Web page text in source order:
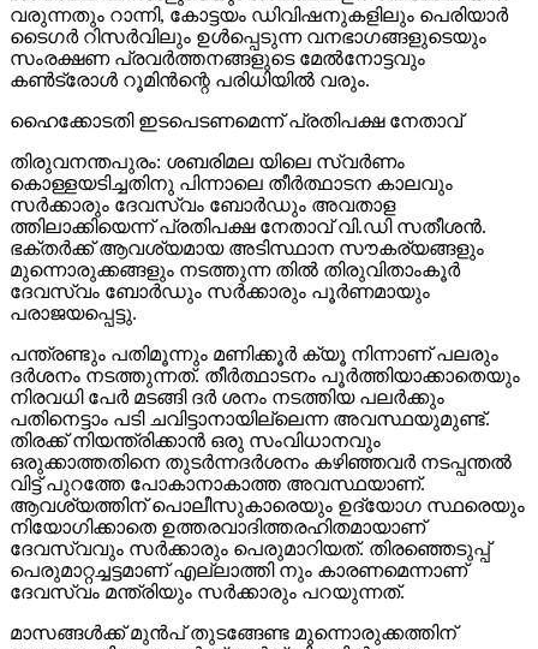
വരുന്നതും റാന്നി, കോട്ടയം ഡിവിഷനുകളിലും പെരിയാര്‍
ടൈഗര്‍ റിസര്‍വിലും ഉള്‍പ്പെടുന്ന വനഭാഗങ്ങളുടെയും
സംരക്ഷണ പ്രവര്‍ത്തനങ്ങളുടെ മേല്‍നോട്ടവും
കണ്‍ട്രോള്‍ റൂമിന്‍ന്റെ പരിധിയില്‍ വരും.
ഹൈക്കോടതി ഇടപെടണമെന്ന് പ്രതിപക്ഷ നേതാവ്
തിരുവനന്തപുരം: ശബരിമല യിലെ സ്വര്‍ണം
കൊള്ളയടിച്ചതിനു പിന്നാലെ തീര്‍ത്ഥാടന കാലവും
സര്‍ക്കാരും ദേവസ്വം ബോര്‍ഡും അവതാള
ത്തിലാക്കിയെന്ന് പ്രതിപക്ഷ നേതാവ് വി.ഡി സതീശന്‍.
ഭക്തര്‍ക്ക് ആവശ്യമായ അടിസ്ഥാന സൗകര്യങ്ങളും
മുന്നൊരുക്കങ്ങളും നടത്തുന്ന തില്‍ തിരുവിതാംകൂര്‍
ദേവസ്വം ബോര്‍ഡും സര്‍ക്കാരും പൂര്‍ണമായും
പരാജയപ്പെട്ടു.
പന്ത്രണ്ടും പതിമൂന്നും മണിക്കൂര്‍ ക്യൂ നിന്നാണ് പലരും
ദര്‍ശനം നടത്തുന്നത്. തീര്‍ത്ഥാടനം പൂര്‍ത്തിയാക്കാതെയും
നിരവധി പേര്‍ മടങ്ങി ദര്‍ ശനം നടത്തിയ പലര്‍ക്കും
പതിനെട്ടാം പടി ചവിട്ടാനായില്ലെന്ന അവസ്ഥയുമുണ്ട്.
തിരക്ക് നിയന്ത്രിക്കാന്‍ ഒരു സംവിധാനവും
ഒരുക്കാത്തതിനെ തുടര്‍ന്നദര്‍ശനം കഴിഞ്ഞവര്‍ നടപ്പന്തല്‍
വിട്ട് പുറത്തേ പോകാനാകാത്ത അവസ്ഥയാണ്.
ആവശ്യത്തിന് പൊലീസുകാരെയും ഉദ്യോഗ സ്ഥരെയും
നിയോഗിക്കാതെ ഉത്തരവാദിത്തരഹിതമായാണ്
ദേവസ്വവും സര്‍ക്കാരും പെരുമാറിയത്. തിരഞ്ഞെടുപ്പ്
പെരുമാറ്റച്ചട്ടമാണ് എല്ലാത്തി നും കാരണമെന്നാണ്
ദേവസ്വം മന്ത്രിയും സര്‍ക്കാരും പറയുന്നത്.
മാസങ്ങള്‍ക്ക് മുന്‍പ് തുടങ്ങേണ്ട മുന്നൊരുക്കത്തിന്